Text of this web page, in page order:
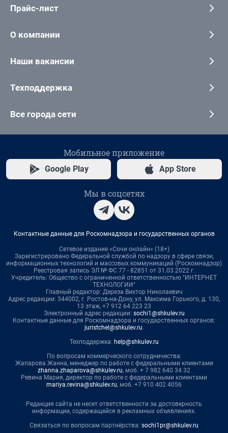
Прайс-лист
О компании
Наши вакансии
Техподдержка
Все города сети
Мобильное приложение
Google Play App Store
Мы в соцсетях
Контактные данные для Роскомнадзора и государственных органов
Сетевое издание «Сочи онлайн» (18+)
Зарегистрировано Федеральной службой по надзору в сфере связи,
информационных технологий и массовых коммуникаций (Роскомнадзор)
Реестровая запись ЭЛ № ФС 77 - 82851 от 31.03.2022 г.
Учредитель: Общество с ограниченной ответственностью "ИНТЕРНЕТ
ТЕХНОЛОГИИ"
Главный редактор: Дереза Виктор Николаевич
Адрес редакции: 344002, г. Ростов-на-Дону, ул. Максима Горького, д. 130,
13 этаж, +7 912 64 223 23
Электронный адрес редакции: sochi1@shkulev.ru
Контактные данные для Роскомнадзора и государственных органов:
juristchel@shkulev.ru.
Техподдержка: help@shkulev.ru
По вопросам коммерческого сотрудничества:
Жапарова Жанна, менеджер по работе с федеральными клиентами
zhanna.zhaparova@shkulev.ru, моб. + 7 982 640 34 32
Ревина Мария, директор по работе с федеральными клиентами
mariya.revina@shkulev.ru, моб. +7 910 402 4056
Редакция сайта не несет ответственности за достоверность
информации, содержащейся в рекламных объявлениях.
Связаться по вопросам партнёрства: sochi1pr@shkulev.ru